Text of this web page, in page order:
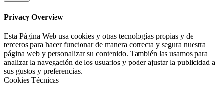
Privacy Overview
Esta Página Web usa cookies y otras tecnologías propias y de
terceros para hacer funcionar de manera correcta y segura nuestra
página web y personalizar su contenido. También las usamos para
analizar la navegación de los usuarios y poder ajustar la publicidad a
sus gustos y preferencias.
Cookies Técnicas